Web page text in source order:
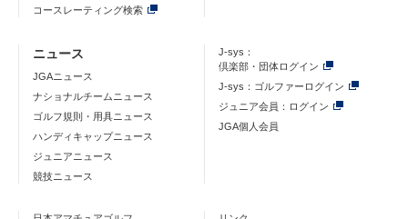
コースレーティング検索
ニュース
JGAニュース
ナショナルチームニュース
ゴルフ規則・用具ニュース
ハンディキャップニュース
ジュニアニュース
競技ニュース
J-sys：
倶楽部・団体ログイン
J-sys：ゴルファーログイン
ジュニア会員：ログイン
JGA個人会員